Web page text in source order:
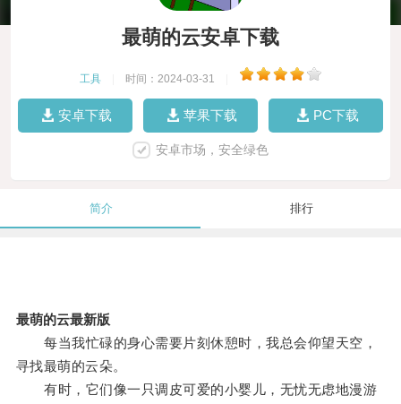
最萌的云安卓下载
工具 时间：2024-03-31
安卓下载 苹果下载 PC下载
安卓市场，安全绿色
简介 排行
最萌的云最新版
每当我忙碌的身心需要片刻休憩时，我总会仰望天空，
寻找最萌的云朵。
有时，它们像一只调皮可爱的小婴儿，无忧无虑地漫游